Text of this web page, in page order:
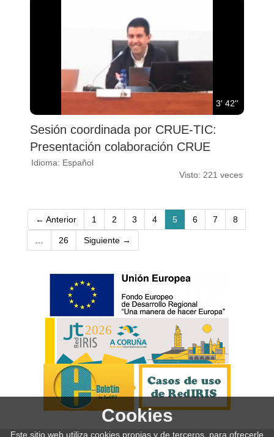
3' 42''
Sesión coordinada por CRUE-TIC:
Presentación colaboración CRUE
Idioma: Español
Visto: 221 veces
← Anterior 1 2 3 4 5(current)
6 7 8
26 Siguiente →
Cookies
Este sitio web utiliza cookies propias y de terceros, para ofrecerle